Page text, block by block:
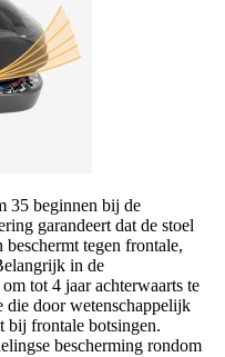
35 beginnen bij de
garandeert dat de stoel
beschermt tegen frontale,
in de
tot 4 jaar achterwaarts te
door wetenschappelijk
bij frontale botsingen.
bescherming rondom